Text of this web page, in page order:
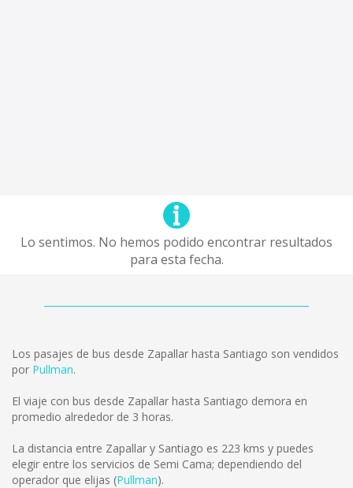
Lo sentimos. No hemos podido encontrar resultados
para esta fecha.
Los pasajes de bus desde Zapallar hasta Santiago son vendidos
por Pullman.
El viaje con bus desde Zapallar hasta Santiago demora en
promedio alrededor de 3 horas.
La distancia entre Zapallar y Santiago es 223 kms y puedes
elegir entre los servicios de Semi Cama; dependiendo del
operador que elijas (Pullman).